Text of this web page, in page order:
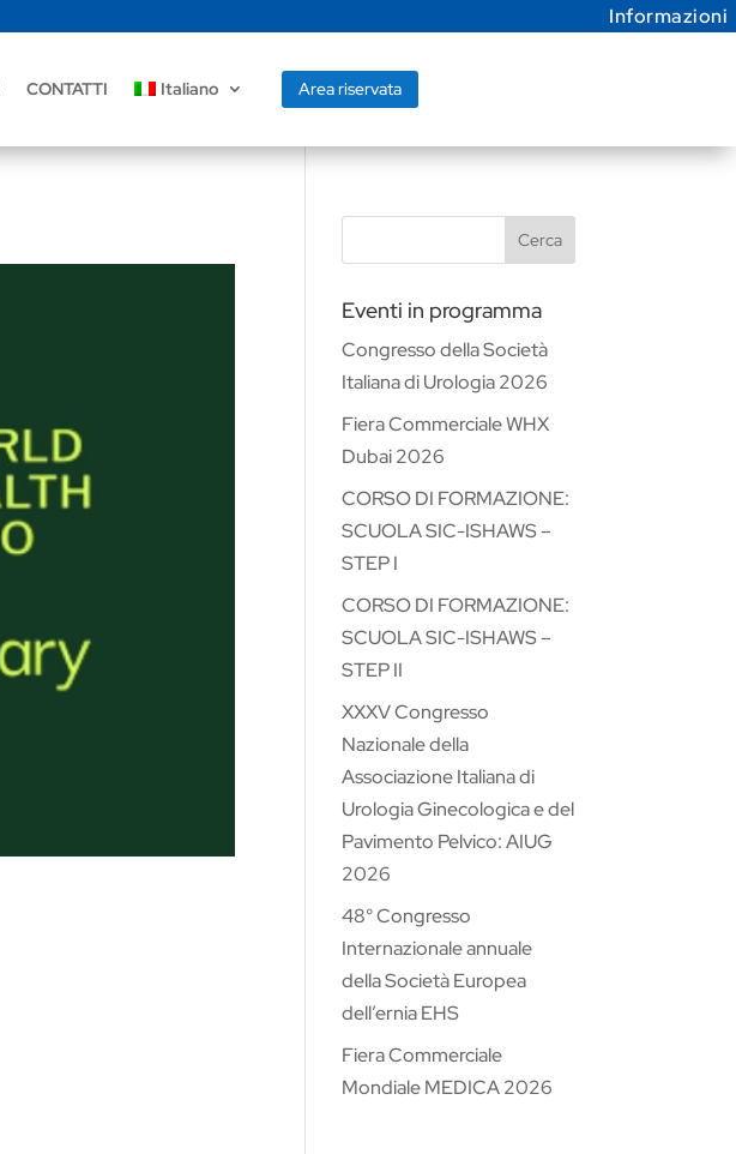
Informazioni
CONTATTI Italiano Area riservata
Cerca
Eventi in programma
Congresso della Società
Italiana di Urologia 2026
Fiera Commerciale WHX
Dubai 2026
CORSO DI FORMAZIONE:
SCUOLA SIC-ISHAWS –
STEP I
CORSO DI FORMAZIONE:
SCUOLA SIC-ISHAWS –
STEP II
XXXV Congresso
Nazionale della
Associazione Italiana di
Urologia Ginecologica e del
Pavimento Pelvico: AIUG
2026
48° Congresso
Internazionale annuale
della Società Europea
dell’ernia EHS
Fiera Commerciale
Mondiale MEDICA 2026